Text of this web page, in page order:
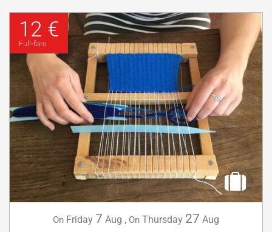
12 €
Full-fare
On Friday 7 Aug , On Thursday 27 Aug